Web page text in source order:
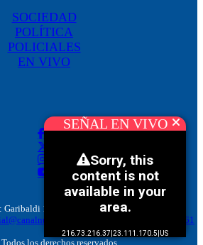
SEÑAL EN VIVO
SOCIEDAD
POLÍTICA
POLICIALES
EN VIVO
186. M5500 Mendoza, Argentina.
+(54) 9 261
los derechos reservados